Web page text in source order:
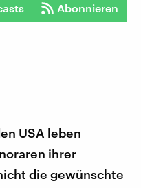
Abonnieren
USA leben
ihrer
die gewünschte